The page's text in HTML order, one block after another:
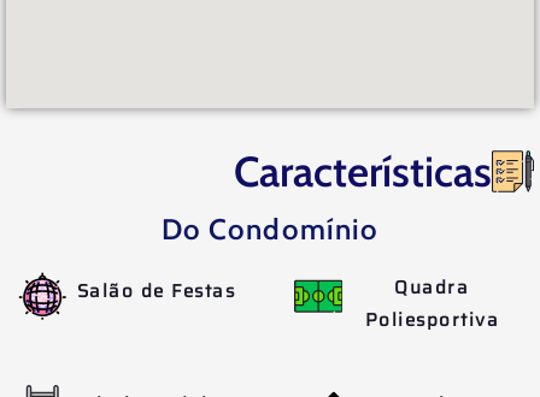
Características
Do Condomínio
Salão de Festas
Quadra
Poliesportiva